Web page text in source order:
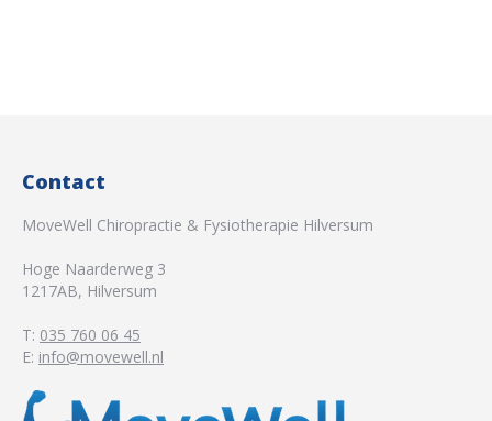
Contact
MoveWell Chiropractie & Fysiotherapie Hilversum
Hoge Naarderweg 3
1217AB, Hilversum
T: 035 760 06 45
E: info@movewell.nl